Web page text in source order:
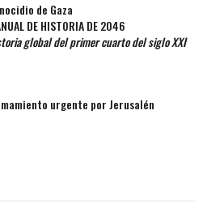
de Gaza
DE HISTORIA DE 2046
global del primer cuarto del siglo XXI
urgente por Jerusalén